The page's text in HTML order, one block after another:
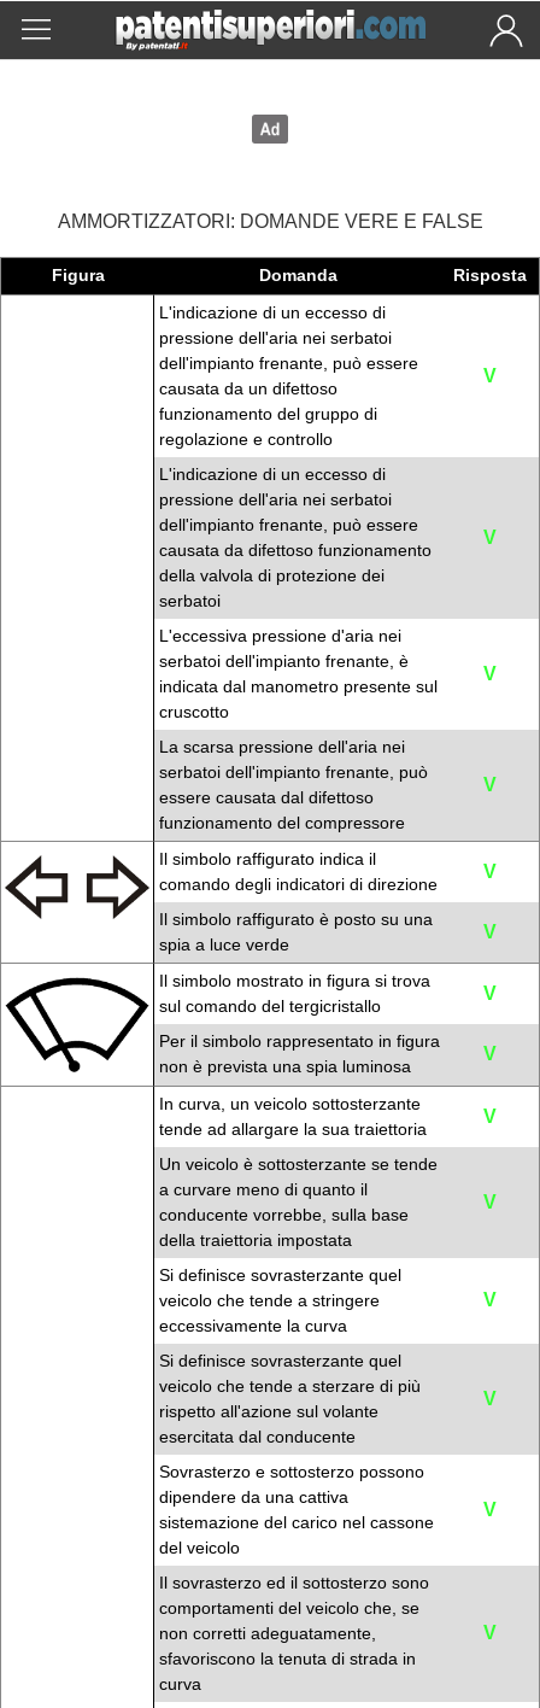
AMMORTIZZATORI: DOMANDE VERE E FALSE
Figura Domanda
Risposta
L'indicazione di un eccesso di
pressione dell'aria nei serbatoi
dell'impianto frenante, può essere
causata da un difettoso
funzionamento del gruppo di
regolazione e controllo
V
L'indicazione di un eccesso di
pressione dell'aria nei serbatoi
dell'impianto frenante, può essere
causata da difettoso funzionamento
della valvola di protezione dei
serbatoi
V
L'eccessiva pressione d'aria nei
serbatoi dell'impianto frenante, è
indicata dal manometro presente sul
cruscotto
V
La scarsa pressione dell'aria nei
serbatoi dell'impianto frenante, può
essere causata dal difettoso
funzionamento del compressore
V
Il simbolo raffigurato indica il
comando degli indicatori di direzione
V
Il simbolo raffigurato è posto su una
spia a luce verde
V
Il simbolo mostrato in figura si trova
sul comando del tergicristallo
V
Per il simbolo rappresentato in figura
non è prevista una spia luminosa
V
In curva, un veicolo sottosterzante
tende ad allargare la sua traiettoria
V
Un veicolo è sottosterzante se tende
a curvare meno di quanto il
conducente vorrebbe, sulla base
della traiettoria impostata
V
Si definisce sovrasterzante quel
veicolo che tende a stringere
eccessivamente la curva
V
Si definisce sovrasterzante quel
veicolo che tende a sterzare di più
rispetto all'azione sul volante
esercitata dal conducente
V
Sovrasterzo e sottosterzo possono
dipendere da una cattiva
sistemazione del carico nel cassone
del veicolo
V
Il sovrasterzo ed il sottosterzo sono
comportamenti del veicolo che, se
non corretti adeguatamente,
sfavoriscono la tenuta di strada in
curva
V